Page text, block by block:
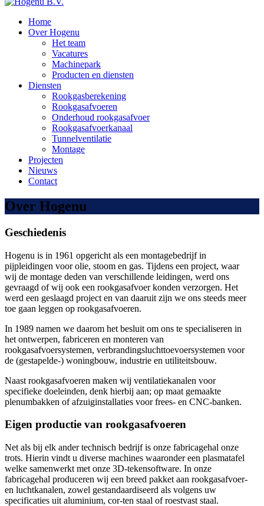
Home
Over Hogenu
Het team
Vacatures
Machinepark
Producten en diensten
Diensten
Rookgasberekening
Rookgasafvoeren
Onderhoud rookgasafvoer
Rookgasafvoerkanaal
Tunnelventilatie
Montage
Projecten
Nieuws
Contact
Over Hogenu
Geschiedenis
Hogenu is in 1961 opgericht als een montagebedrijf in
pijpleidingen voor olie, stoom en gas. Tijdens een project, waar
wij de montage deden van verschillende leidingen, werd ons
gevraagd of wij ook een rookgasafvoer konden verzorgen. Het
werd een geslaagd project en van daaruit zijn we ons steeds meer
toe gaan leggen op rookgasafvoeren.
In 1989 namen we daarom het besluit om ons te specialiseren in
het ontwerpen, fabriceren en monteren van
rookgasafvoersystemen, verbrandingsluchttoevoersystemen voor
de (gestapelde-) woningbouw, industrie en utiliteitsbouw.
Naast rookgasafvoeren maken wij ventilatiekanalen voor
specifieke doeleinden, denk hierbij aan; op maat gemaakte
plenumbakken of afzuiginstallaties voor frees- en CNC-banken.
Eigen productie van rookgasafvoeren
Net als bij elk ander technisch bedrijf is onze fabricagehal onze
trots. Hierin vindt u diverse machines waaronder een plasmatafel
welke samenwerkt met onze 3D-tekensoftware. In onze
fabricagehal produceren wij een breed pakket aan rookgasafvoer-
en luchtkanalen, zowel gestandaardiseerd als volgens uw
specificaties uit aluminium, cor-ten staal of roestvast staal.